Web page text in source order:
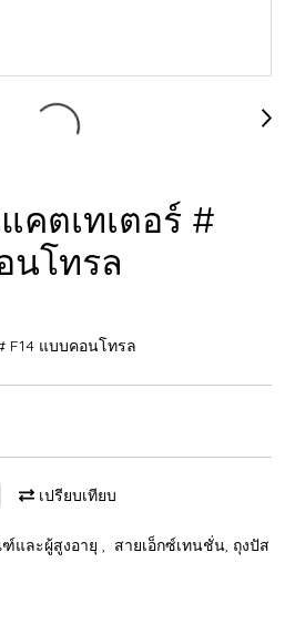
คตเทเตอร์ #
นโทรล
F14 แบบคอนโทรล
เปรียบเทียบ
และผู้สูงอายุ , สายเอ็กซ์เทนชั่น, ถุงปัส